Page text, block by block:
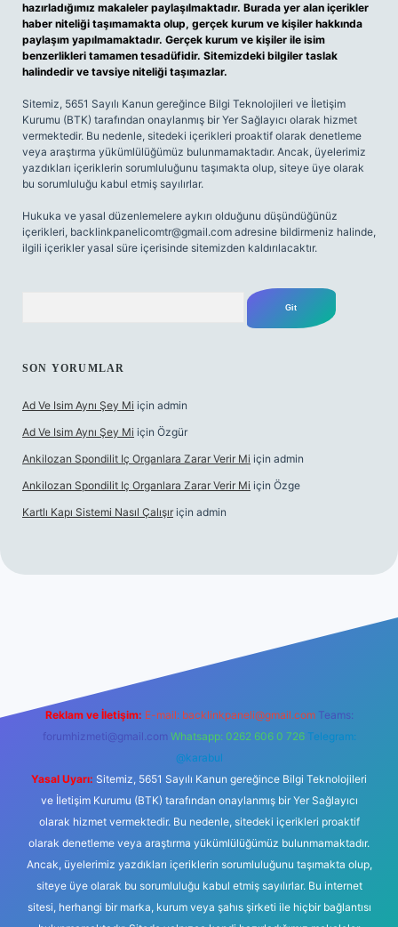
hazırladığımız makaleler paylaşılmaktadır. Burada yer alan içerikler
haber niteliği taşımamakta olup, gerçek kurum ve kişiler hakkında
paylaşım yapılmamaktadır. Gerçek kurum ve kişiler ile isim
benzerlikleri tamamen tesadüfidir. Sitemizdeki bilgiler taslak
halindedir ve tavsiye niteliği taşımazlar.
Sitemiz, 5651 Sayılı Kanun gereğince Bilgi Teknolojileri ve İletişim
Kurumu (BTK) tarafından onaylanmış bir Yer Sağlayıcı olarak hizmet
vermektedir. Bu nedenle, sitedeki içerikleri proaktif olarak denetleme
veya araştırma yükümlülüğümüz bulunmamaktadır. Ancak, üyelerimiz
yazdıkları içeriklerin sorumluluğunu taşımakta olup, siteye üye olarak
bu sorumluluğu kabul etmiş sayılırlar.
Hukuka ve yasal düzenlemelere aykırı olduğunu düşündüğünüz
içerikleri, backlinkpanelicomtr@gmail.com adresine bildirmeniz halinde,
ilgili içerikler yasal süre içerisinde sitemizden kaldırılacaktır.
SON YORUMLAR
Ad Ve Isim Aynı Şey Mi için admin
Ad Ve Isim Aynı Şey Mi için Özgür
Ankilozan Spondilit Iç Organlara Zarar Verir Mi için admin
Ankilozan Spondilit Iç Organlara Zarar Verir Mi için Özge
Kartlı Kapı Sistemi Nasıl Çalışır için admin
Reklam ve İletişim: E-mail: backlinkpaneli@gmail.com Teams:
forumhizmeti@gmail.com Whatsapp: 0262 606 0 726 Telegram:
@karabul
Yasal Uyarı: Sitemiz, 5651 Sayılı Kanun gereğince Bilgi Teknolojileri
ve İletişim Kurumu (BTK) tarafından onaylanmış bir Yer Sağlayıcı
olarak hizmet vermektedir. Bu nedenle, sitedeki içerikleri proaktif
olarak denetleme veya araştırma yükümlülüğümüz bulunmamaktadır.
Ancak, üyelerimiz yazdıkları içeriklerin sorumluluğunu taşımakta olup,
siteye üye olarak bu sorumluluğu kabul etmiş sayılırlar. Bu internet
sitesi, herhangi bir marka, kurum veya şahıs şirketi ile hiçbir bağlantısı